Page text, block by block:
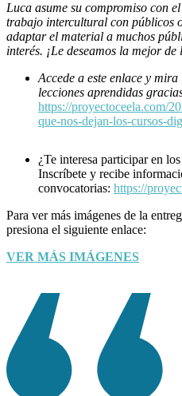
Luca asume su compromiso con
trabajo intercultural con públicos
adaptar el material a muchos
interés. ¡Le deseamos la mejor de
Accede a este enlace y
lecciones aprendidas
https://proyectoceela.com/
que-nos-dejan-los-cursos-
¿Te interesa participar en
Inscríbete y recibe
convocatorias: https://
Para ver más imágenes de la
presiona el siguiente enlace:
VER MÁS IMÁGENES